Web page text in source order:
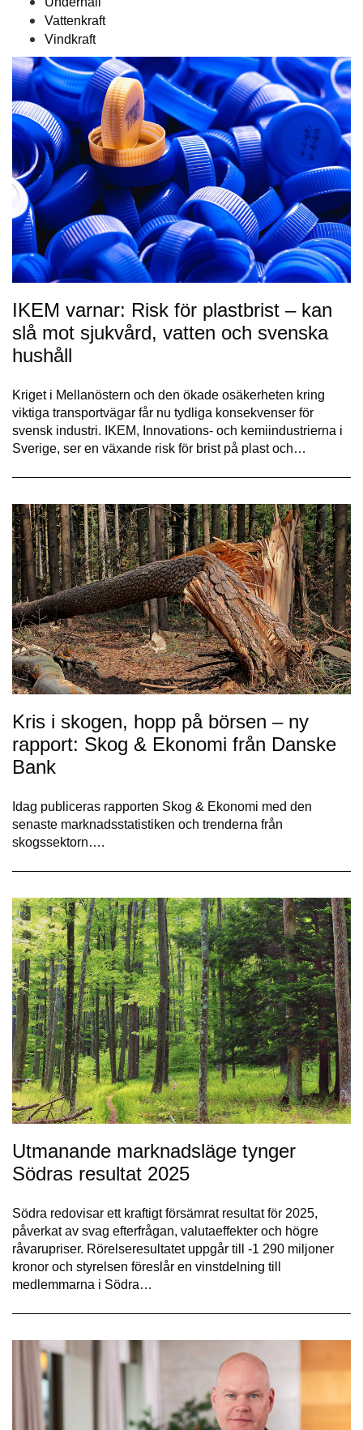
Vattenkraft
Vindkraft
IKEM varnar: Risk för plastbrist – kan
slå mot sjukvård, vatten och svenska
hushåll
Kriget i Mellanöstern och den ökade osäkerheten kring
viktiga transportvägar får nu tydliga konsekvenser för
svensk industri. IKEM, Innovations- och kemiindustrierna i
Sverige, ser en växande risk för brist på plast och…
Kris i skogen, hopp på börsen – ny
rapport: Skog & Ekonomi från Danske
Bank
Idag publiceras rapporten Skog & Ekonomi med den
senaste marknadsstatistiken och trenderna från
skogssektorn….
Utmanande marknadsläge tynger
Södras resultat 2025
Södra redovisar ett kraftigt försämrat resultat för 2025,
påverkat av svag efterfrågan, valutaeffekter och högre
råvarupriser. Rörelseresultatet uppgår till -1 290 miljoner
kronor och styrelsen föreslår en vinstdelning till
medlemmarna i Södra…